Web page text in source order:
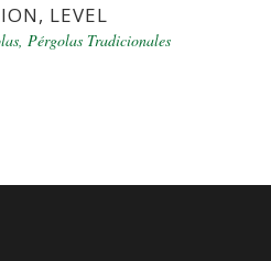
LEVEL
, Pérgolas Tradicionales